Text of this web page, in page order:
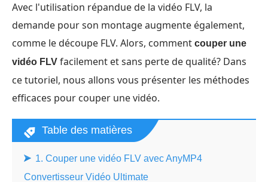
Avec l'utilisation répandue de la vidéo FLV, la
demande pour son montage augmente également,
comme le découpe FLV. Alors, comment couper une
vidéo FLV facilement et sans perte de qualité? Dans
ce tutoriel, nous allons vous présenter les méthodes
efficaces pour couper une vidéo.
Table des matières
1. Couper une vidéo FLV avec AnyMP4
Convertisseur Vidéo Ultimate